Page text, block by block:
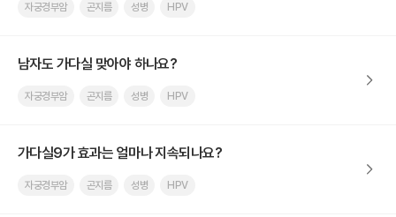
자궁경부암 곤지름 성병 HPV
남자도 가다실 맞아야 하나요?
자궁경부암 곤지름 성병 HPV
가다실9가 효과는 얼마나 지속되나요?
자궁경부암 곤지름 성병 HPV